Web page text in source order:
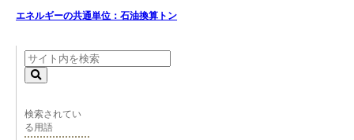
エネルギーの共通単位：石油換算トン
検索されてい
る用語